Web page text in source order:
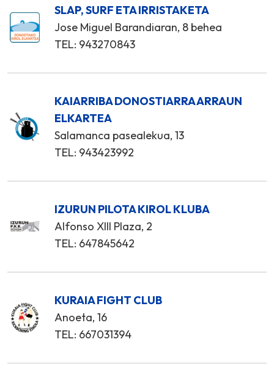
SLAP, SURF ETA IRRISTAKETA
Jose Miguel Barandiaran, 8 behea
TEL: 943270843
KAIARRIBA DONOSTIARRA ARRAUN
ELKARTEA
Salamanca pasealekua, 13
TEL: 943423992
IZURUN PILOTA KIROL KLUBA
Alfonso XIII Plaza, 2
TEL: 647845642
KURAIA FIGHT CLUB
Anoeta, 16
TEL: 667031394